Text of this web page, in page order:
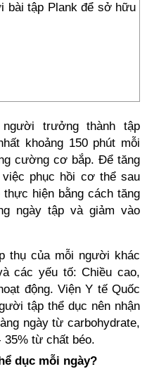
bài tập Plank để sở hữu
trưởng thành tập
khoảng 150 phút mỗi
cường cơ bắp. Để tăng
phục hồi cơ thể sau
hiện bằng cách tăng
ngày tập và giảm vào
thụ của mỗi người khác
các yếu tố: Chiều cao,
động. Viện Y tế Quốc
tập thể dục nên nhận
ngày từ carbohydrate,
35% từ chất béo.
dục mỗi ngày?